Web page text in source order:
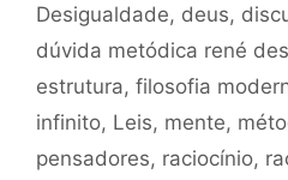
Desigualdade, deus,
dúvida metódica rené
estrutura, filosofia
infinito, Leis, mente,
pensadores, raciocínio,